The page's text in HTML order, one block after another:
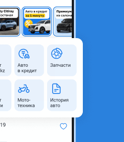
2AR-FE 2.5л
Алматы, Алматинская
область
Б/y
Оригинал